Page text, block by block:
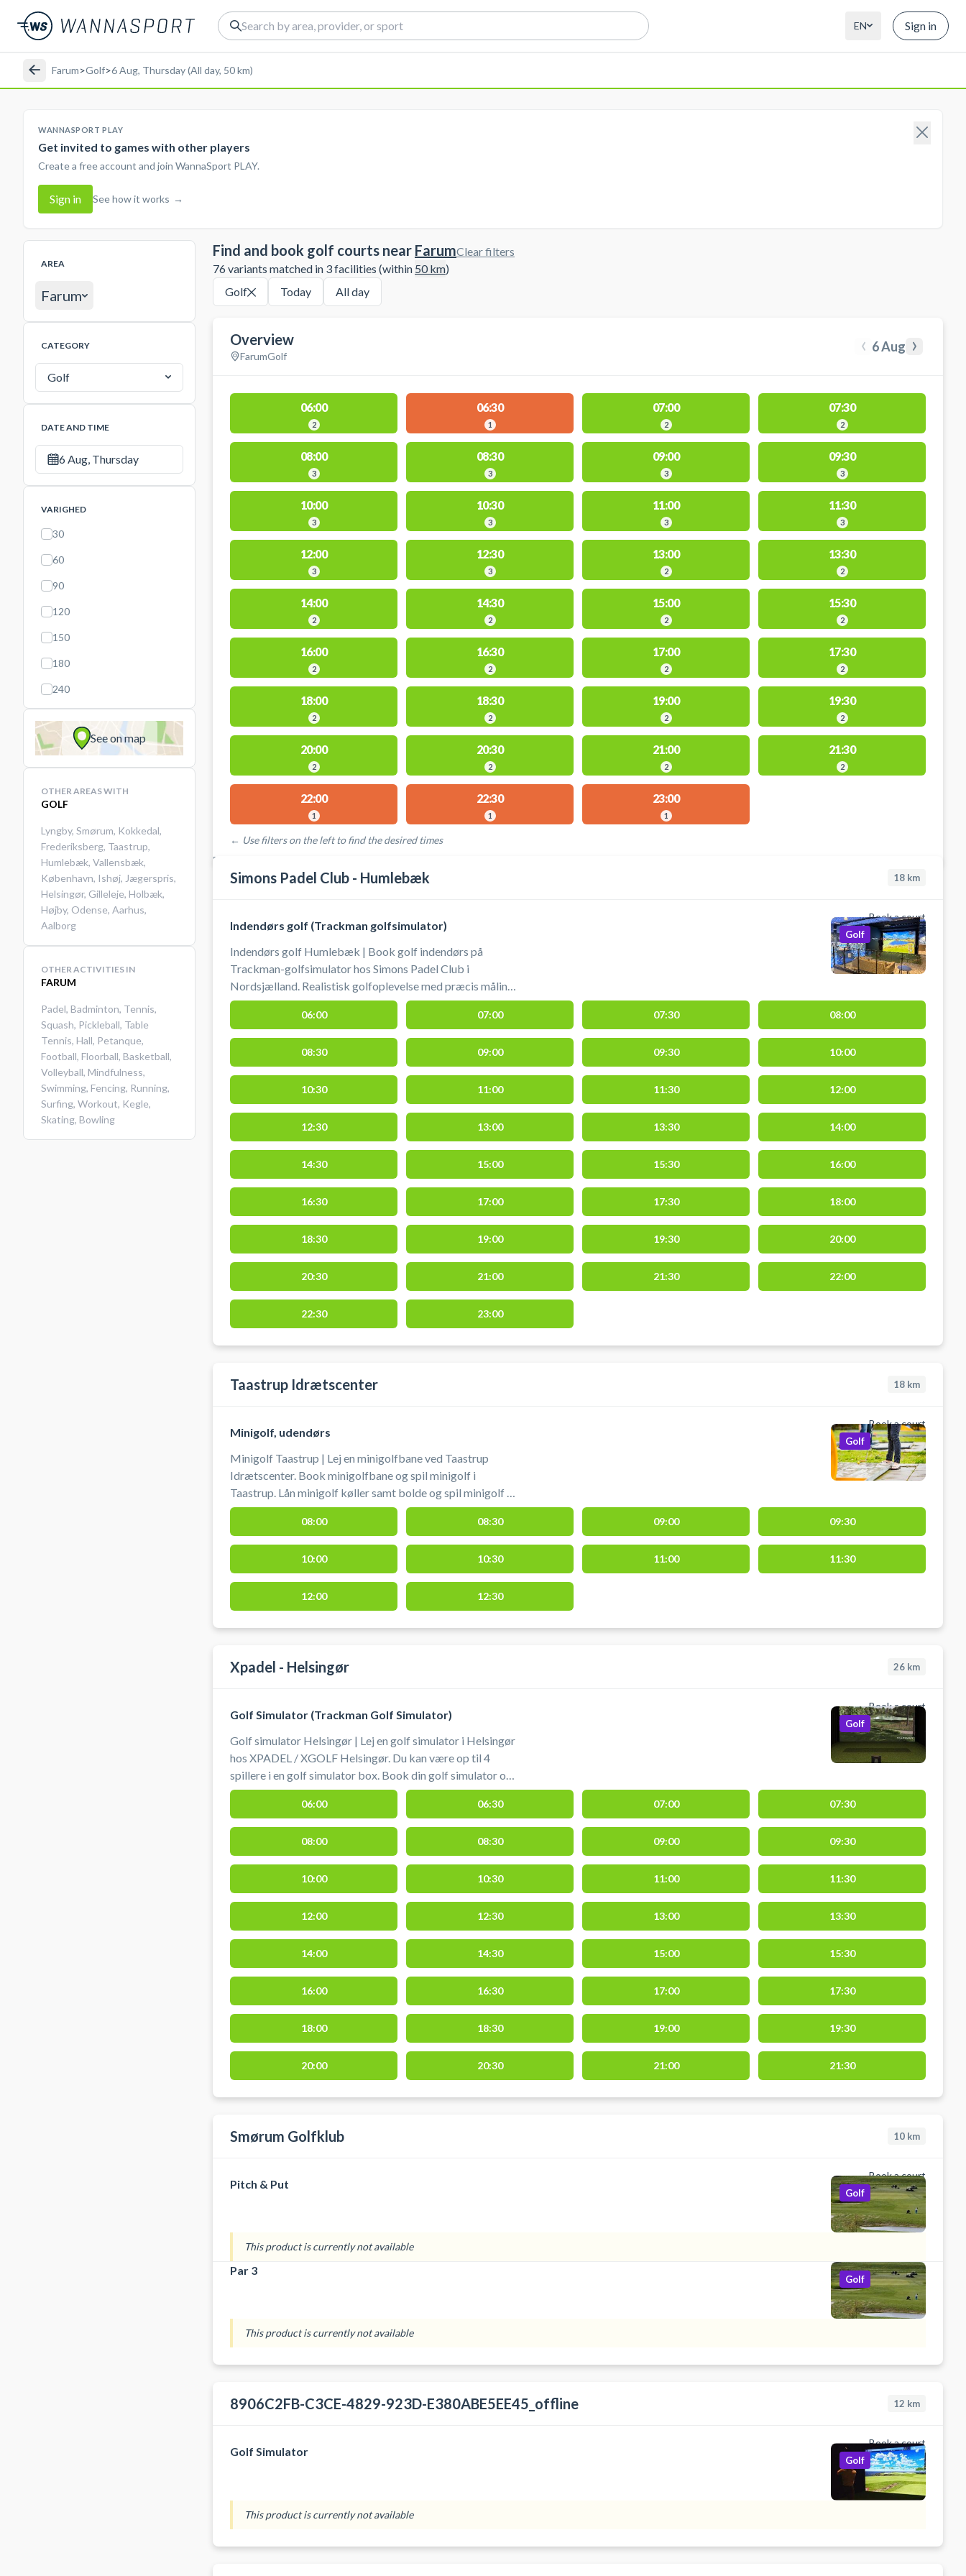
EN Sign in
Farum>Golf>6 Aug, Thursday (All day, 50 km)
WANNASPORT PLAY
Get invited to games with other players
Create a free account and join WannaSport PLAY.
Sign in See how it works →
AREA
Farum
CATEGORY
Golf
DATE AND TIME
6 Aug, Thursday
VARIGHED
30
60
90
120
150
180
240
See on map
OTHER AREAS WITH
GOLF
Lyngby, Smørum, Kokkedal,
Frederiksberg, Taastrup,
Humlebæk, Vallensbæk,
København, Ishøj, Jægerspris,
Helsingør, Gilleleje, Holbæk,
Højby, Odense, Aarhus,
Aalborg
OTHER ACTIVITIES IN
FARUM
Padel, Badminton, Tennis,
Squash, Pickleball, Table
Tennis, Hall, Petanque,
Football, Floorball, Basketball,
Volleyball, Mindfulness,
Swimming, Fencing, Running,
Surfing, Workout, Kegle,
Skating, Bowling
Find and book golf courts near Farum
76 variants matched in 3 facilities (within 50km)
Clear filters
Golf Today All day
Overview
FarumGolf ‹ 6 Aug ›
06:00
2
06:30
1
07:00
2
07:30
2
08:00
3
08:30
3
09:00
3
09:30
3
10:00
3
10:30
3
11:00
3
11:30
3
12:00
3
12:30
3
13:00
2
13:30
2
14:00
2
14:30
2
15:00
2
15:30
2
16:00
2
16:30
2
17:00
2
17:30
2
18:00
2
18:30
2
19:00
2
19:30
2
20:00
2
20:30
2
21:00
2
21:30
2
22:00
1
22:30
1
23:00
1
← Use filters on the left to find the desired times
FACILITIES WITH AVAILABLE ACTIVITIES
Simons Padel Club - Humlebæk 18 km
Book a court
Indendørs golf (Trackman golfsimulator)
Indendørs golf Humlebæk | Book golf indendørs på
Trackman-golfsimulator hos Simons Padel Club i
Nordsjælland. Realistisk golfoplevelse med præcis måling
af slag, verdenskendte baner og komfortable indendørs
omgivelser. Perfekt til både hygge og seriøs træning året
rundt. Book din golfsimulator og spil indendørs golf i
Humlebæk hos Simons Padel Club beliggende på
Kromosevej 7, 3050 Humlebæk - tæt på Fredensborg,
Nivå og Espergærde.
Golf
06:00 07:00 07:30 08:00
08:30 09:00 09:30 10:00
10:30 11:00 11:30 12:00
12:30 13:00 13:30 14:00
14:30 15:00 15:30 16:00
16:30 17:00 17:30 18:00
18:30 19:00 19:30 20:00
20:30 21:00 21:30 22:00
22:30 23:00
Taastrup Idrætscenter 18 km
Book a court
Minigolf, udendørs
Minigolf Taastrup | Lej en minigolfbane ved Taastrup
Idrætscenter. Book minigolfbane og spil minigolf i
Taastrup. Lån minigolf køller samt bolde og spil minigolf i
Taastrup Idrætspark som du finder på Parkvej 78, 2630
Golf
08:00 08:30 09:00 09:30
10:00 10:30 11:00 11:30
12:00 12:30
Xpadel - Helsingør 26 km
Book a court
Golf Simulator (Trackman Golf Simulator)
Golf simulator Helsingør | Lej en golf simulator i Helsingør
hos XPADEL / XGOLF Helsingør. Du kan være op til 4
spillere i en golf simulator box. Book din golf simulator og
spil golf indendørs i Helsingør på en af de to populære
Trackman golfsimulatorer som du finder hos XGOLF i
Helsingør. Simulatorgolf er indendørs golf, hvor man slår
ind i et lærred og hvor en TrackMan måler boldens og
køllens data via radarteknologi. #spil-golf-simulator
#book-golf-trackman #book-trackman-nordsjaelland
Golf
06:00 06:30 07:00 07:30
08:00 08:30 09:00 09:30
10:00 10:30 11:00 11:30
12:00 12:30 13:00 13:30
14:00 14:30 15:00 15:30
16:00 16:30 17:00 17:30
18:00 18:30 19:00 19:30
20:00 20:30 21:00 21:30
Smørum Golfklub 10 km
Book a court
Pitch & Put
Golf
This product is currently not available
Par 3
Golf
This product is currently not available
8906C2FB-C3CE-4829-923D-E380ABE5EE45_offline 12 km
Book a court
Golf Simulator
Golf
This product is currently not available